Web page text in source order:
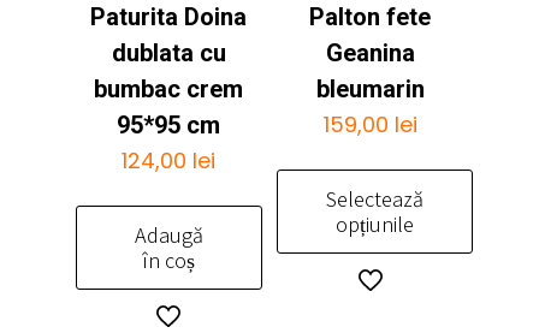
Opțiunile
pot
alese
în
pagina
variații.
Opțiunile
alese
în
pagina
produsului.
Paturita Doina
dublata cu
bumbac crem
95*95 cm
124,00 lei
Adaugă
în coș
Palton fete
Geanina
bleumarin
159,00 lei
Selectează
opțiunile
Acest